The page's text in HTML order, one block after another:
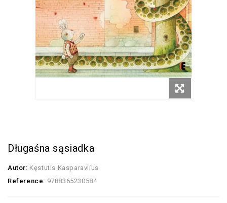
Długaśna sąsiadka
Autor: Kęstutis Kasparaviius
Reference: 9788365230584